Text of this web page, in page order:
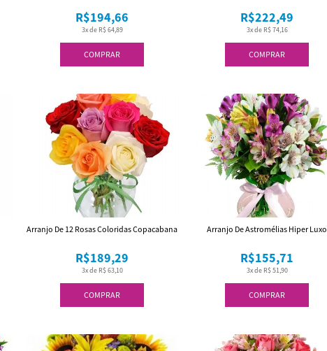
COMPRAR
3x de R$ 64,89
R$194,66
COMPRAR
3x de R$ 74,16
R$222,49
COMPRAR
3x de R$ 63,10
R$189,29
Arranjo De 12 Rosas Coloridas Copacabana
COMPRAR
3x de R$ 51,90
R$155,71
Arranjo De Astromélias Hiper Luxo